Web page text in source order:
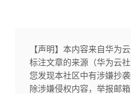
【声明】本内容来自华为
标注文章的来源（华为云
您发现本社区中有涉嫌抄
除涉嫌侵权内容，举报邮